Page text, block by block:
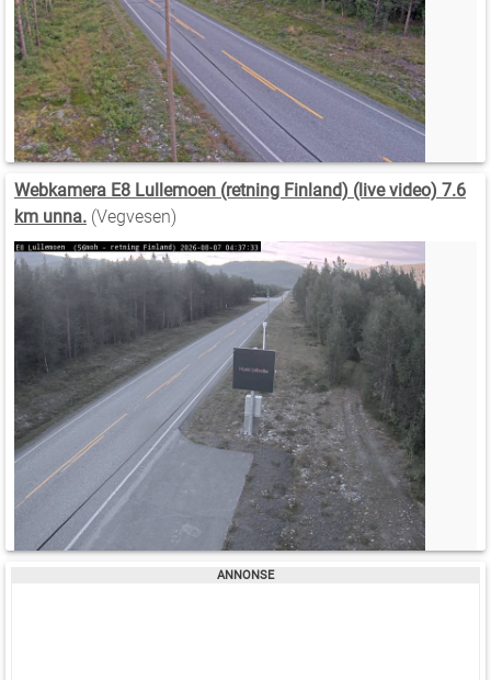
Webkamera E8 Lullemoen (retning Finland) (live video) 7.6
km unna. (Vegvesen)